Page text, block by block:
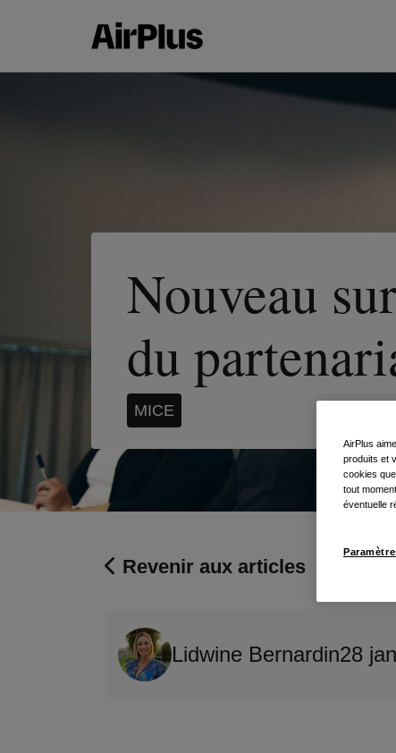
Nouveau
du
MICE
Revenir aux articles
Lidwine Bernardin28
AirPlus
produits et
cookies
tout
éventuelle